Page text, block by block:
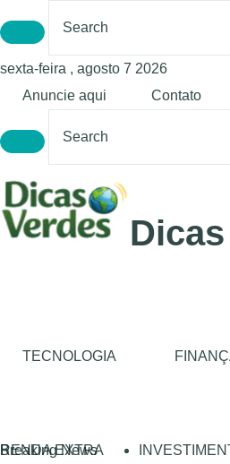
sexta-feira , agosto 7 2026
Anuncie aqui
Contato
TECNOLOGIA
RENDA EXTRA
Breaking News